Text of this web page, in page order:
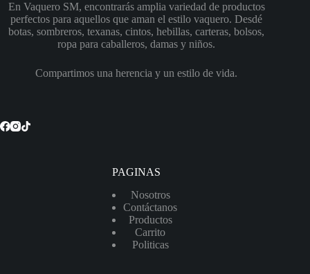
En Vaquero SM, encontrarás amplia variedad de productos
perfectos para aquellos que aman el estilo vaquero. Desdé
botas, sombreros, texanas, cintos, hebillas, carteras, bolsos,
ropa para caballeros, damas y niños.
Compartimos una herencia y un estilo de vida.
PAGINAS
Nosotros
Contáctanos
Productos
Carrito
Politicas